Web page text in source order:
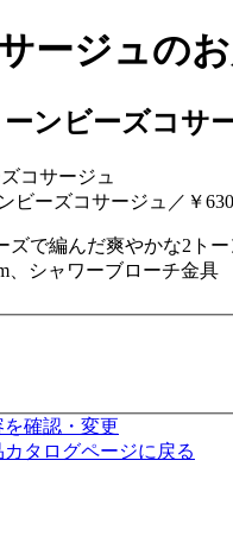
ージュのお
ンビーズコサ
ビーズコサージュ ／ ￥
ズで編んだ爽やかな2ト
、シャワーブローチ金具
確認・変更
カタログページに戻る